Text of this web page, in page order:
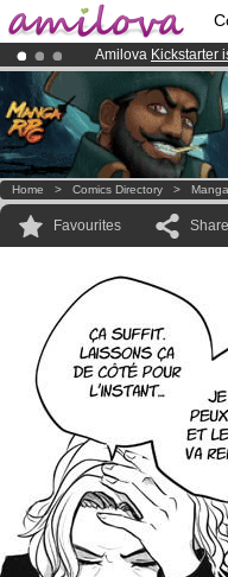
Amilova Kickstarter
Already 100000
Premium
Home > Comics Directory > Manga
Favourites Share